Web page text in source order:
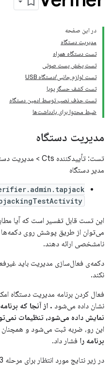
در این صفحه
مدیریت دستگاه
تست دستگاه همراه
تست پخش پست صوتی
تست لوازم جانبی/دستگاه USB
تست کشف حسگر پویا
تست حذف نصب توسط ادمین دستگاه
ضبط محتوا برای یادداشت‌ها
مدیریت دستگاه
مدیر دستگاه
این تست قابل تفسیر است که آیا
می‌توان از طریق پوشش روی
نامشخصی ارائه دهند.
دکمه‌ی فعال‌سازی مدیریت باید
نکند.
فعال کردن برنامه مدیریت دستگاه
نشان داده می‌شود . از آنجا که
نمایش داده می‌شود، تنظیمات
این رو، ضربه ثبت می‌شود و
برنامه را فشار داد.
در زیر نتایج مورد انتظار برای مرحله 3 آمده است.